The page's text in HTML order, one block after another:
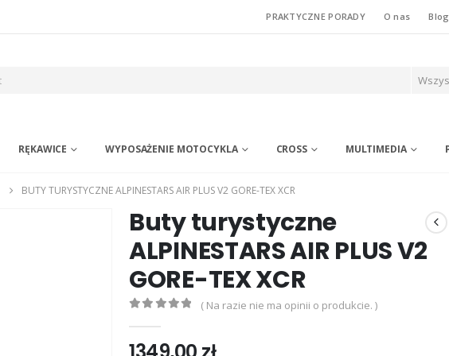
PRAKTYCZNE PORADY O nas Blog
RĘKAWICE WYPOSAŻENIE MOTOCYKLA CROSS MULTIMEDIA
BUTY TURYSTYCZNE ALPINESTARS AIR PLUS V2 GORE-TEX XCR
Buty turystyczne
ALPINESTARS AIR PLUS V2
GORE-TEX XCR
( Na razie nie ma opinii o produkcie. )